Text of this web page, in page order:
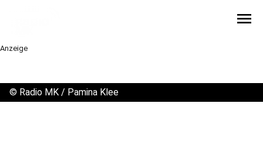
menu
Anzeige
© Radio MK / Pamina Klee